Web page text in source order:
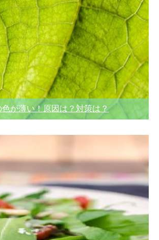
色が薄い！原因は？対策は？